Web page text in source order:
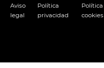
Aviso
legal
Política
privacidad
cookies